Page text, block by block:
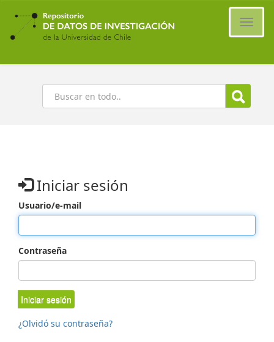
Ir
contenido
principal
Buscar
Iniciar sesión
Usuario/e-mail
Contraseña
Iniciar sesión
¿Olvidó su contraseña?